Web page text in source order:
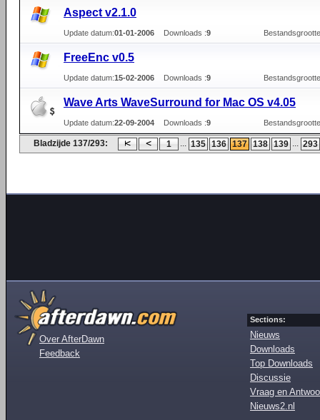
Aspect v2.1.0
Update datum:01-01-2006 Downloads :9
FreeEnc v0.5
Update datum:15-02-2006 Downloads :9
Wave Arts WaveSurround for Mac OS v4.05
Update datum:22-09-2004 Downloads :9
Bladzijde 137/293: 1 ... 135 136 137 138 139 ... 293
Over AfterDawn
Feedback
Sections:
Nieuws
Downloads
Top Downloads
Discussie
Vraag en
Nieuws2.nl